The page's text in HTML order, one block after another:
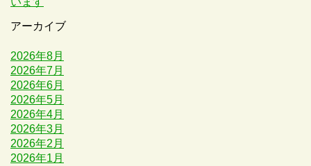
アーカイブ
2026年8月
2026年7月
2026年6月
2026年5月
2026年4月
2026年3月
2026年2月
2026年1月